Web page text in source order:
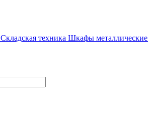
Складская техника Шкафы металлические